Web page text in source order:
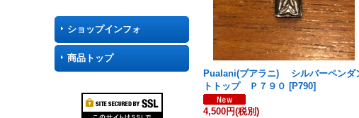
ショップインフォ
商品トップ
Pualani(プアラニ) シルバーペンダ
トトップ Ｐ７９０ [P790]
4,500円(税別)